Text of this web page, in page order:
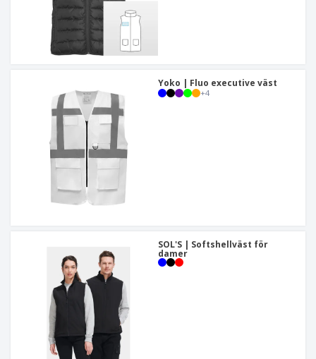
Yoko | Fluo executive väst
+4
SOL'S | Softshellväst för
damer